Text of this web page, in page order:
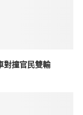
對撞官民雙輸